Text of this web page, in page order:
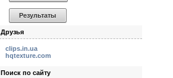
Друзья
clips.in.ua
hqtexture.com
Поиск по сайту